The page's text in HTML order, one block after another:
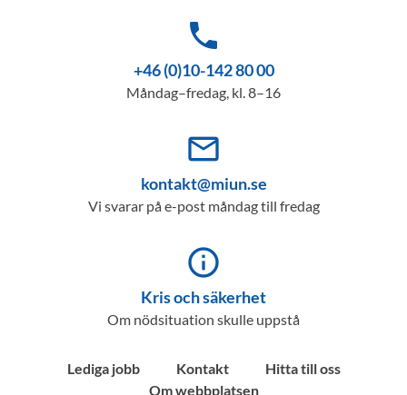
phone
+46 (0)10-142 80 00
Måndag–fredag, kl. 8–16
mail_outline
kontakt@miun.se
Vi svarar på e-post måndag till fredag
info_outline
Kris och säkerhet
Om nödsituation skulle uppstå
Lediga jobb Kontakt
Hitta till oss
Om webbplatsen